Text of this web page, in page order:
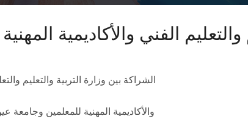
والتعليم الفني والأكاديمية
الشراكة بين وزارة التربية والتعليم
والأكاديمية المهنية للمعلمين